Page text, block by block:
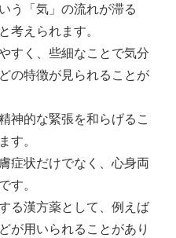
う「気」の流れが滞る
考えられます。
すく、些細なことで気分
の特徴が見られることが
神的な緊張を和らげるこ
す。
症状だけでなく、心身両
す。
る漢方薬として、例えば
が用いられることがあり